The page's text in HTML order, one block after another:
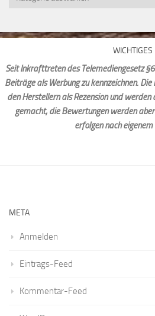
WICHTIGES
Seit Inkrafttreten des Telemediengesetz
Beiträge als Werbung zu kennzeichnen.
den Herstellern als Rezension und werden
gemacht, die Bewertungen werden
erfolgen nach eigenem
META
Anmelden
Eintrags-Feed
Kommentar-Feed